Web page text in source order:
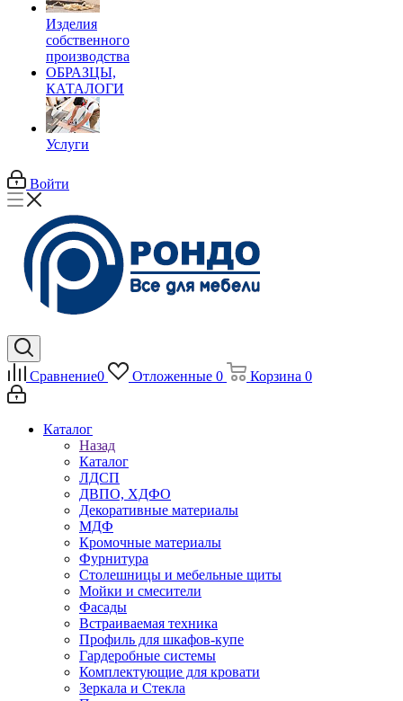
Изделия
собственного
производства
ОБРАЗЦЫ,
КАТАЛОГИ
Услуги
Войти
Сравнение0 Отложенные 0 Корзина 0
Каталог
Назад
Каталог
ЛДСП
ДВПО, ХДФО
Декоративные материалы
МДФ
Кромочные материалы
Фурнитура
Столешницы и мебельные щиты
Мойки и смесители
Фасады
Встраиваемая техника
Профиль для шкафов-купе
Гардеробные системы
Комплектующие для кровати
Зеркала и Стекла